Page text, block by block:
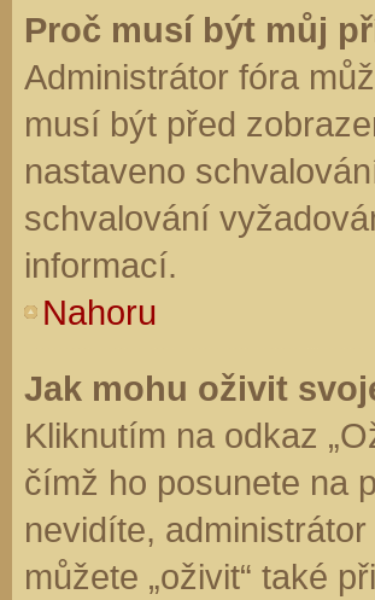
Proč musí být můj
Administrátor fóra
musí být před
nastaveno
schvalování
informací.
Nahoru
Jak mohu oživit
Kliknutím na odkaz
čímž ho posunete na
nevidíte,
můžete „oživit“ také